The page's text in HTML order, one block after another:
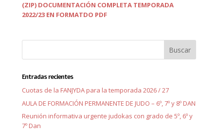
(ZIP) DOCUMENTACIÓN COMPLETA TEMPORADA
2022/23 EN FORMATDO PDF
Entradas recientes
Cuotas de la FANJYDA para la temporada 2026 / 27
AULA DE FORMACIÓN PERMANENTE DE JUDO – 6º, 7º y 8º DAN
Reunión informativa urgente judokas con grado de 5º, 6º y
7º Dan